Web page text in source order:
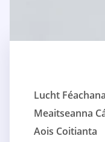
Lucht
Meaitseanna
Aois Coitianta